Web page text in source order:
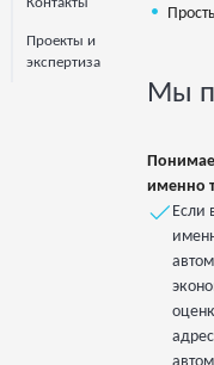
Контакты
Проекты и
экспертиза
Мы
именно
Если